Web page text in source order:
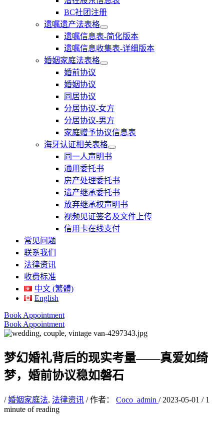
BC社团注册
遗嘱遗产法表格
遗嘱信息表-简化版本
遗嘱信息收集表-详细版本
婚姻家庭法表格
婚前协议
婚姻协议
同居协议
分居协议-女方
分居协议-男方
家庭赠予协议信息表
海牙认证相关表格
同一人声明书
通用委托书
房产处理委托书
遗产继承委托书
放弃继承权声明书
视频见证签名及文件上传
信用卡在线支付
常见问题
联系我们
法律资讯
收费标准
中文 (繁體)
English
Book Appointment
Book Appointment
梦幻婚礼背后的现实考量——真爱如绮
梦，婚前协议稳如磐石
/婚姻家庭法, 法律资讯 / 作者： Coco_admin / 2023-05-01 / 1
minute of reading